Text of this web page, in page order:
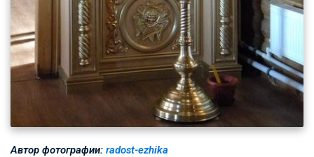
Автор фотографии: radost-ezhika